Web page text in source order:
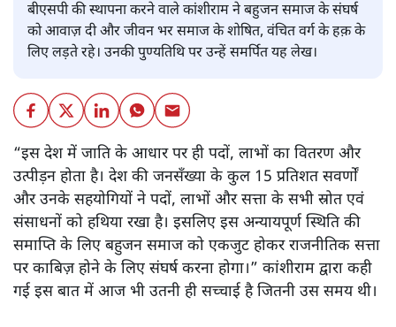
बीएसपी की स्थापना करने वाले कांशीराम ने बहुजन समाज के संघर्ष
को आवाज़ दी और जीवन भर समाज के शोषित, वंचित वर्ग के हक़ के
लिए लड़ते रहे। उनकी पुण्यतिथि पर उन्हें समर्पित यह लेख।
“इस देश में जाति के आधार पर ही पदों, लाभों का वितरण और
उत्पीड़न होता है। देश की जनसँख्या के कुल 15 प्रतिशत सवर्णों
और उनके सहयोगियों ने पदों, लाभों और सत्ता के सभी स्रोत एवं
संसाधनों को हथिया रखा है। इसलिए इस अन्यायपूर्ण स्थिति की
समाप्ति के लिए बहुजन समाज को एकजुट होकर राजनीतिक सत्ता
पर काबिज़ होने के लिए संघर्ष करना होगा।” कांशीराम द्वारा कही
गई इस बात में आज भी उतनी ही सच्चाई है जितनी उस समय थी।